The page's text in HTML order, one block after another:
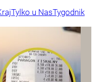
Tylko u NasTygodnik